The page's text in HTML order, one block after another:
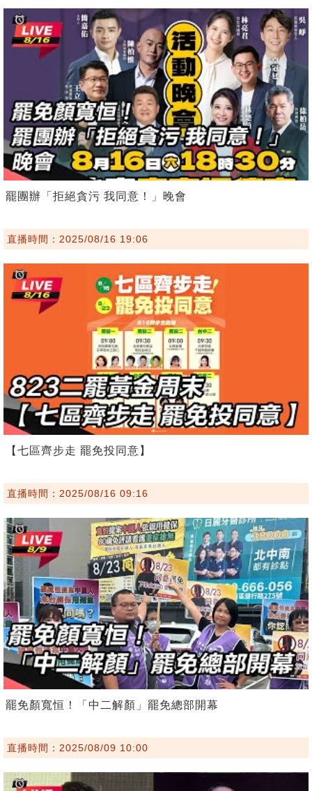
罷團辦「拒絕貪污 我同意！」晚會
直播時間：2025/08/16 19:06
【七區齊步走 罷免投同意】
直播時間：2025/08/16 09:16
罷免顏寬恒！「中二解顏」罷免總部開幕
直播時間：2025/08/09 10:00